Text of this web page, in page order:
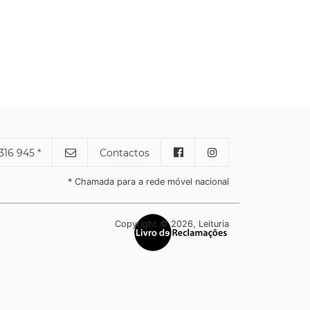
945 * Contactos
* Chamada para a rede móvel nacional
Copyright © 2026, Leituria